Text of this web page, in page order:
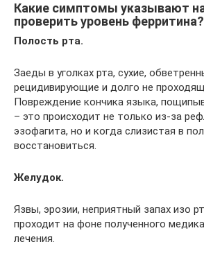
Какие симптомы указывают
проверить уровень ферритина?
Полость рта.
Заеды в уголках рта, сухие,
рецидивирующие и долго не
Повреждение кончика языка,
– это происходит не только из-за
эзофагита, но и когда слизистая в
восстановиться.
Желудок.
Язвы, эрозии, неприятный запах изо
проходит на фоне полученного
лечения.